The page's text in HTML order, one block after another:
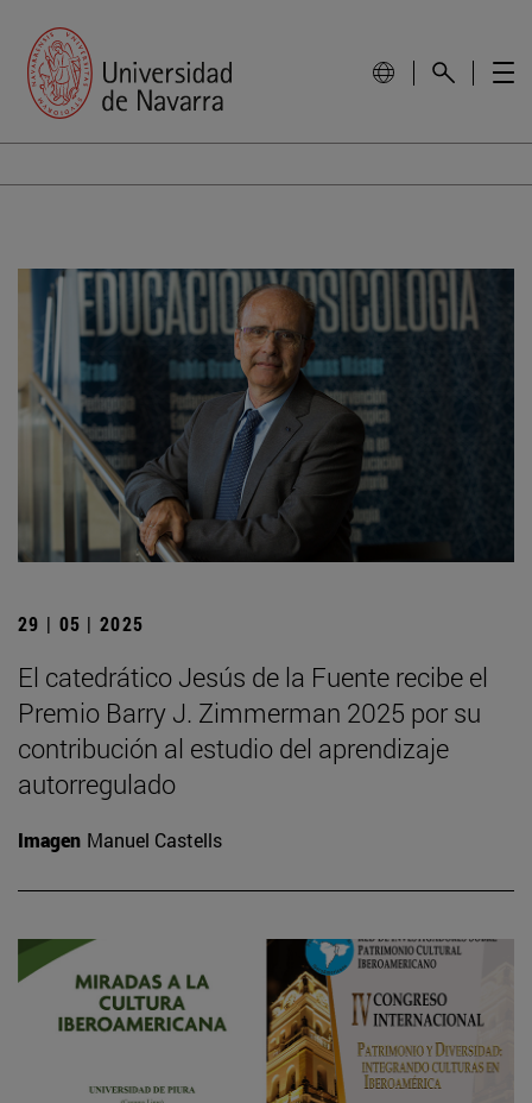
29 | 05 | 2025
El catedrático Jesús de la Fuente recibe el
Premio Barry J. Zimmerman 2025 por su
contribución al estudio del aprendizaje
autorregulado
Imagen Manuel Castells